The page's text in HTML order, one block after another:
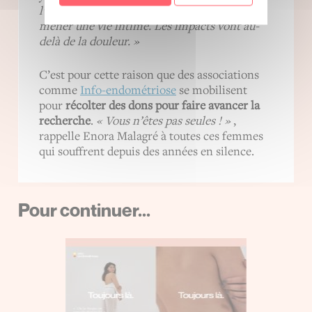
l’infertilité, les douleurs et l’impossibilité de
mener une vie intime. Les impacts vont au-
delà de la douleur. »
C’est pour cette raison que des associations
comme Info-endométriose se mobilisent
pourrécolter des dons pour faire avancer la
recherche. « Vous n’êtes pas seules ! » ,
rappelle Enora Malagré à toutes ces femmes
qui souffrent depuis des années en silence.
Pour continuer...
Vous pouvez les accepter ou
non, ou vous y opposer
utilisé, en paramétrant vos
choix. Vous pouvez changer
d’avis ou retirer votre
consentement à tout
moment via notre politique
de vie privée.